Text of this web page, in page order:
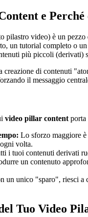
e
pilastro video) è un
un tutorial completo o
più piccoli (derivati)
creazione di contenuti
il messaggio
video pillar content
Lo sforzo maggiore
volta.
i tuoi contenuti derivati
un contenuto
un unico "sparo", riesci a
Tuo Video